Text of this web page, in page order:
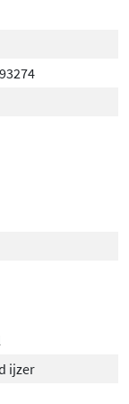
minuut
en PVD-
van
ijzer